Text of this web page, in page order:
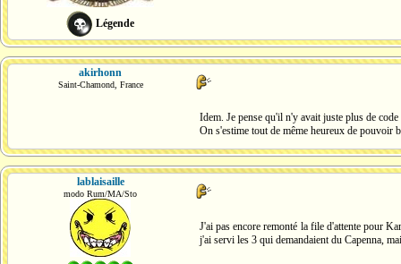
Légende
akirhonn
Saint-Chamond, France
Idem. Je pense qu'il n'y avait juste plus de code
On s'estime tout de même heureux de pouvoir
lablaisaille
modo Rum/MA/Sto
J'ai pas encore remonté la file d'attente pour
j'ai servi les 3 qui demandaient du Capenna,